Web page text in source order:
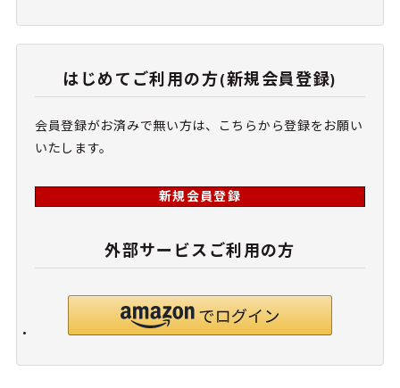
はじめてご利用の方(新規会員登録)
会員登録がお済みで無い方は、こちらから登録をお願い
いたします。
新規会員登録
外部サービスご利用の方